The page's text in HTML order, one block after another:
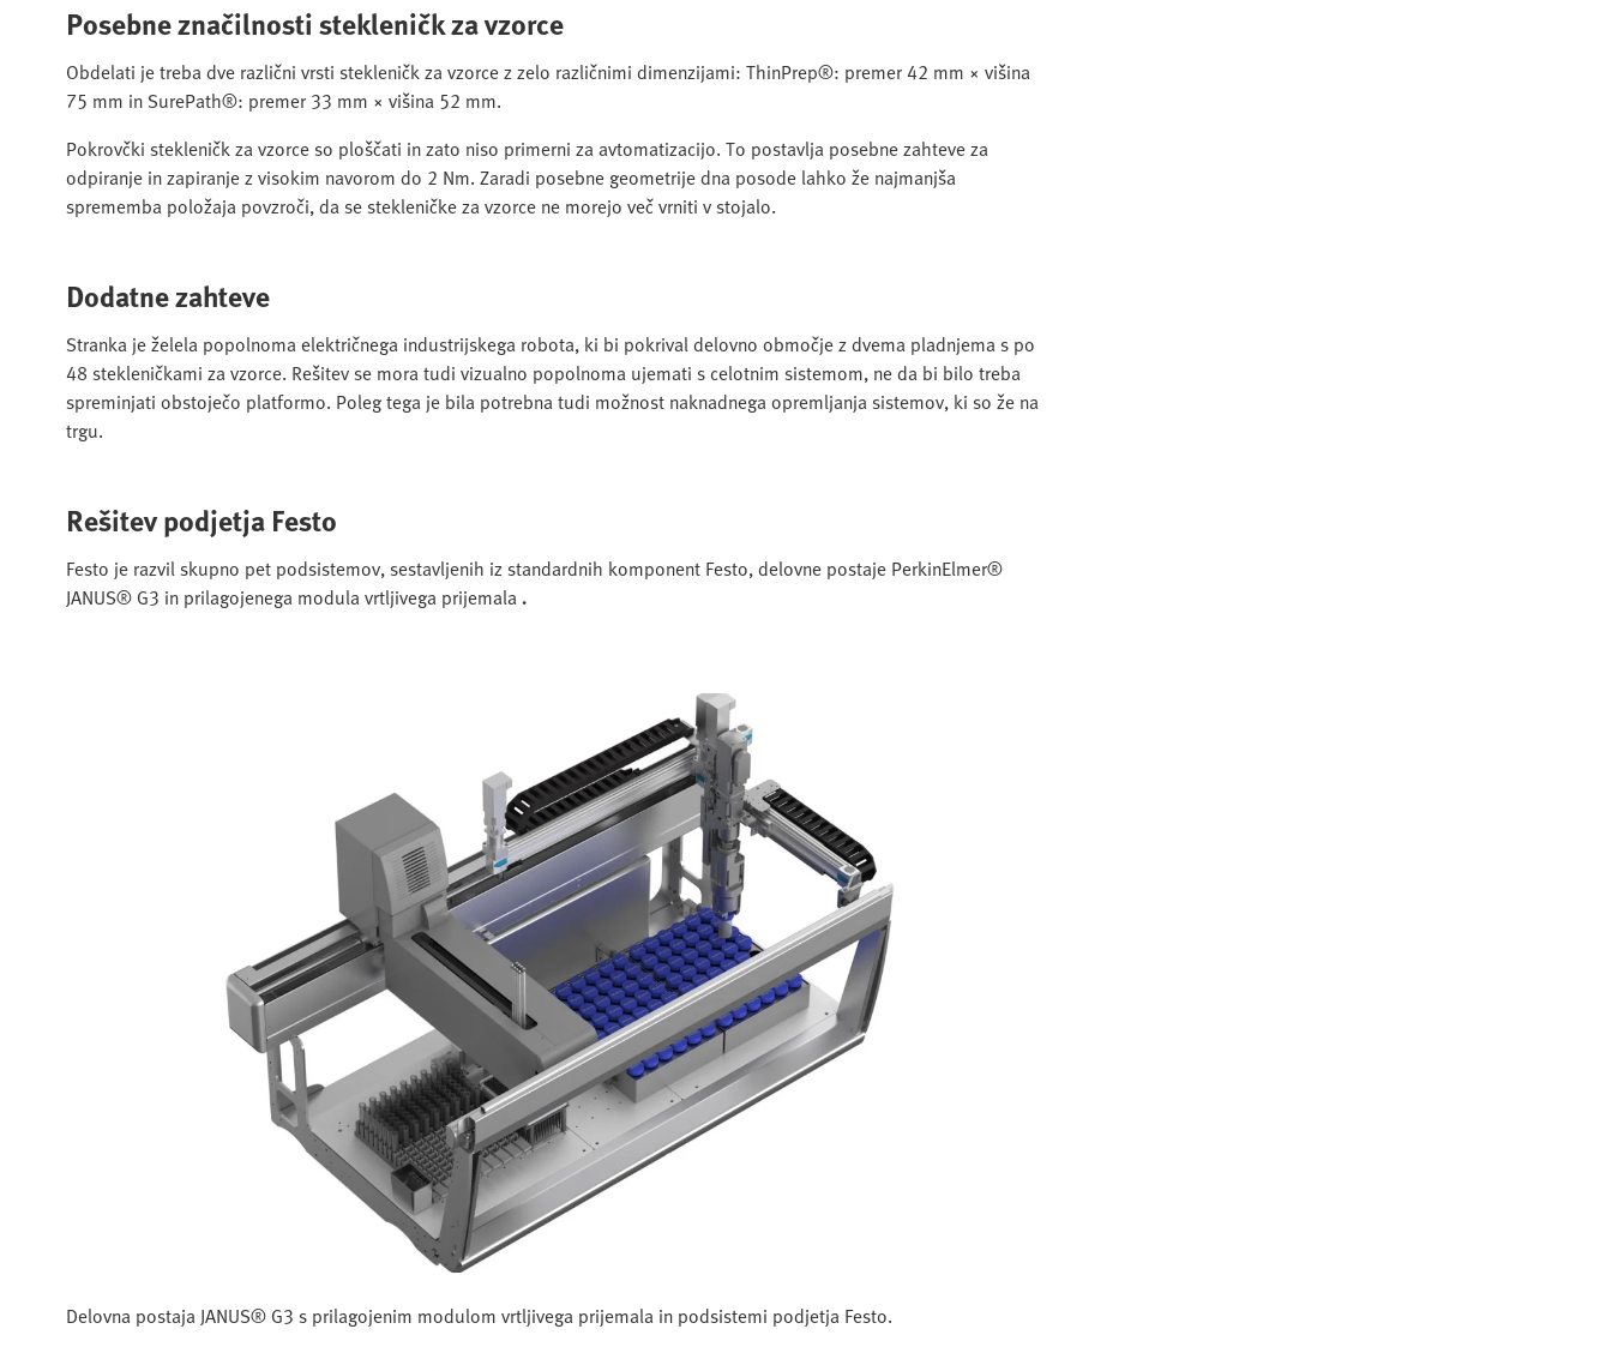
Posebne značilnosti stekleničk za vzorce
Obdelati je treba dve različni vrsti stekleničk za vzorce z zelo različnimi dimenzijami: ThinPrep®: premer 42 mm × višina
75 mm in SurePath®: premer 33 mm × višina 52 mm.
Pokrovčki stekleničk za vzorce so ploščati in zato niso primerni za avtomatizacijo. To postavlja posebne zahteve za
odpiranje in zapiranje z visokim navorom do 2 Nm. Zaradi posebne geometrije dna posode lahko že najmanjša
sprememba položaja povzroči, da se stekleničke za vzorce ne morejo več vrniti v stojalo.
Dodatne zahteve
Stranka je želela popolnoma električnega industrijskega robota, ki bi pokrival delovno območje z dvema pladnjema s po
48 stekleničkami za vzorce. Rešitev se mora tudi vizualno popolnoma ujemati s celotnim sistemom, ne da bi bilo treba
spreminjati obstoječo platformo. Poleg tega je bila potrebna tudi možnost naknadnega opremljanja sistemov, ki so že na
trgu.
Rešitev podjetja Festo
Festo je razvil skupno pet podsistemov, sestavljenih iz standardnih komponent Festo, delovne postaje PerkinElmer®
JANUS® G3 in prilagojenega modula vrtljivega prijemala.
Delovna postaja JANUS® G3 s prilagojenim modulom vrtljivega prijemala in podsistemi podjetja Festo.